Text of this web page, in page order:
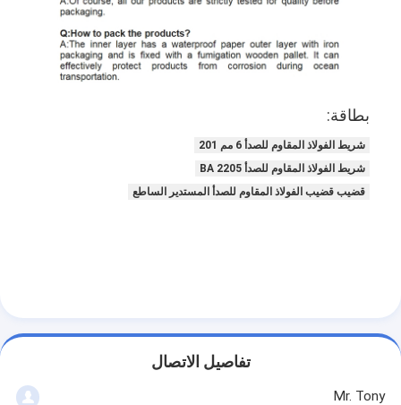
بطاقة:
شريط الفولاذ المقاوم للصدأ 6 مم 201
شريط الفولاذ المقاوم للصدأ BA 2205
قضيب قضيب الفولاذ المقاوم للصدأ المستدير الساطع
تفاصيل الاتصال
Mr. Tony